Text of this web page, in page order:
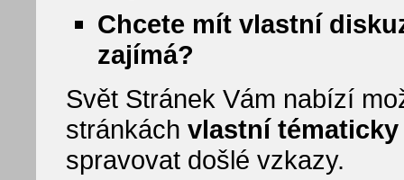
Chcete mít vlastní
zajímá?
Svět Stránek Vám nabízí
stránkách vlastní
spravovat došlé vzkazy.